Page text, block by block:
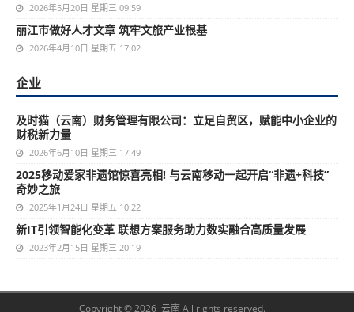
2026年5月20日 星期三 09:59
丽江市做好人才文章 筑牢文旅产业根基
2026年4月10日 星期五 17:02
企业
及时猫（云南）财务管理有限公司：立足自贸区，赋能中小企业的
财税新力量
2026年6月10日 星期三 17:49
2025移动爱家非遗馆惊喜亮相! 与云南移动一起开启“非遗+科技”
奇妙之旅
2025年1月24日 星期五 10:22
新IT引领智能化变革 联想方案服务助力数实融合高质量发展
2023年2月15日 星期三 20:19
Copyright © 2026 云南 All rights reserved.